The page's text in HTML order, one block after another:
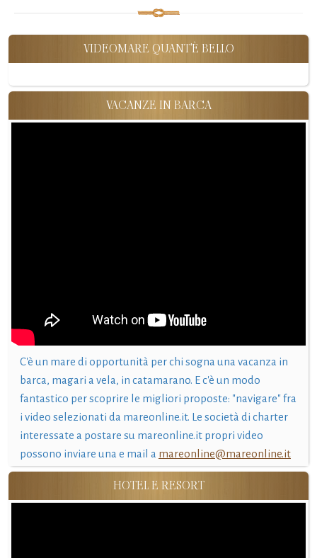
VIDEOMARE QUANT'È BELLO
VACANZE IN BARCA
C'è un mare di opportunità per chi sogna una vacanza in
barca, magari a vela, in catamarano. E c'è un modo
fantastico per scoprire le migliori proposte: "navigare" fra
i video selezionati da mareonline.it. Le società di charter
interessate a postare su mareonline.it propri video
possono inviare una e mail a mareonline@mareonline.it
HOTEL E RESORT